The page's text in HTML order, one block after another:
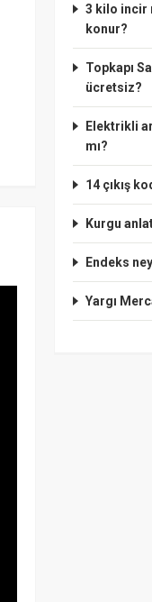
3 kilo incir
konur?
Topkapı
ücretsiz?
Elektrikli
mı?
14 çıkış
Kurgu
Endeks
Yargı